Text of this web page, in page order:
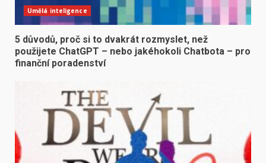
Umělá inteligence
5 důvodů, proč si to dvakrát rozmyslet, než
použijete ChatGPT – nebo jakéhokoli Chatbota – pro
finanční poradenství